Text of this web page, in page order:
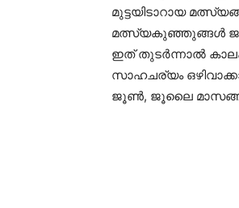
മുട്ടയിടാറായ
മത്സ്യകുഞ്ഞുങ്ങള്‍
ഇത് തുടര്‍ന്നാല്‍
സാഹചര്യം
ജൂണ്‍, ജൂലൈ